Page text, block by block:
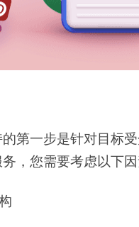
第一步是针对目标
，您需要考虑以下因